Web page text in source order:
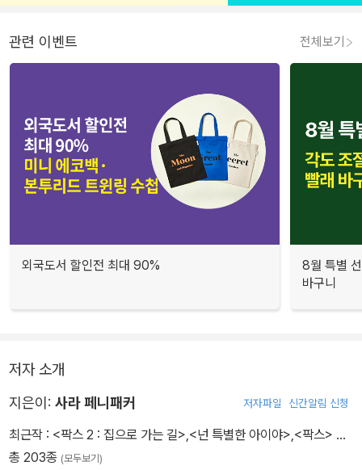
관련 이벤트 전체보기
외국도서 할인전 최대 90%
8월 특별
바구니
저자 소개
지은이: 사라 페니패커 저자파일 신간알림 신청
최근작 : <팍스 2 : 집으로 가는 길>,<넌 특별한 아이야>,<팍스> …
총 203종 (모두보기)